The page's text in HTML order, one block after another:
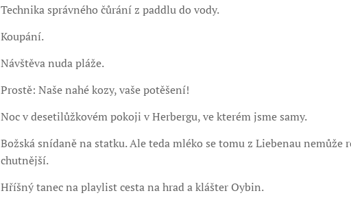
Technika správného čůrání z paddlu do vody.
Koupání.
Návštěva nuda pláže.
Prostě: Naše nahé kozy, vaše potěšení!
Noc v desetilůžkovém pokoji v Herbergu, ve kterém jsme samy.
Božská snídaně na statku. Ale teda mléko se tomu z Liebenau nemůže
chutnější.
Hříšný tanec na playlist cesta na hrad a klášter Oybin.